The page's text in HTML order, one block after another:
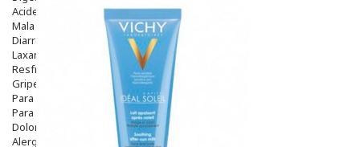
Acidez, Gases Y Ardores
Mala Digestion
Diarrea / Estreñimiento / Vómitos
Laxantes
Resfriados
Gripe Y Resfriados
Para La Tos
Para Descongestionar La Nariz
Dolor De Garganta
Alergias Y Picaduras